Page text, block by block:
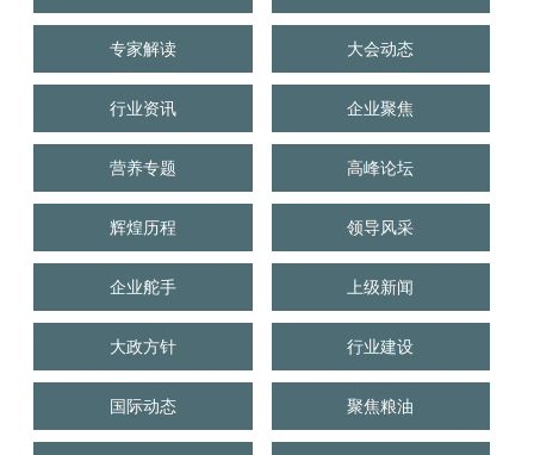
专家解读 大会动态
行业资讯 企业聚焦
营养专题 高峰论坛
辉煌历程 领导风采
企业舵手 上级新闻
大政方针 行业建设
国际动态 聚焦粮油